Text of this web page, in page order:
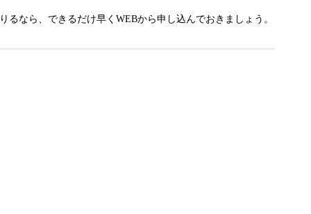
なら、できるだけ早くWEBから申し込んでおきましょう。